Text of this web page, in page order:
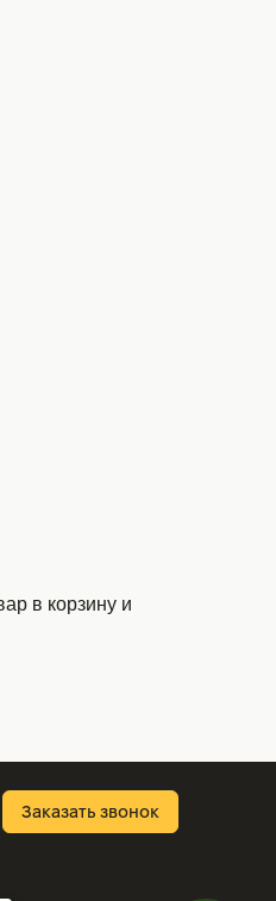
в корзину и
Заказать звонок